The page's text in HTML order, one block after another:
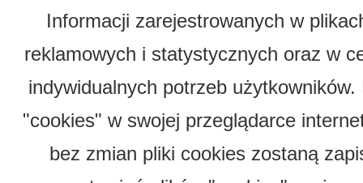
Informacji zarejestrowanych w
reklamowych i statystycznych oraz w
indywidualnych potrzeb
"cookies" w swojej przeglądarce
bez zmian pliki cookies zostaną